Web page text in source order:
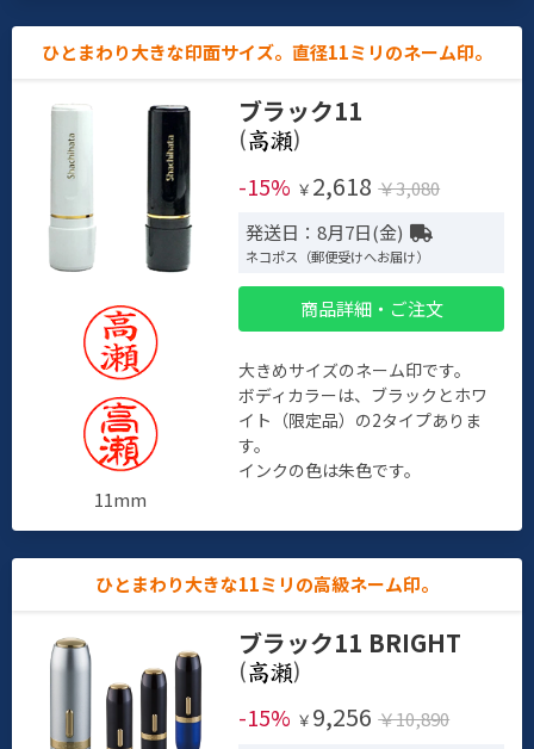
ひとまわり大きな印面サイズ。直径11ミリのネーム印。
11mm
ブラック11
(
)
-15% ￥ 2,618 ￥3,080
発送日：8月7日(金)
ネコポス（郵便受けへお届け）
商品詳細・ご注文
大きめサイズのネーム印です。
ボディカラーは、ブラックとホワ
イト（限定品）の2タイプありま
す。
インクの色は朱色です。
ひとまわり大きな11ミリの高級ネーム印。
ブラック11 BRIGHT
(
)
-15% ￥ 9,256 ￥10,890